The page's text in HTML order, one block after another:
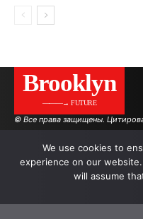
Brooklyn
———→ FUTURE
© Все права защищены.
We use cookies to
experience on our
will assume